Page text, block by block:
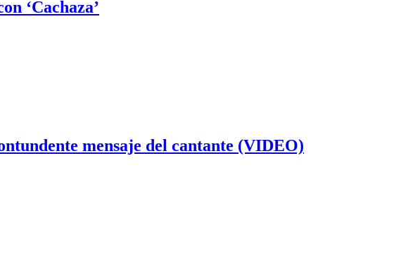
‘Cachaza’
mensaje del cantante (VIDEO)